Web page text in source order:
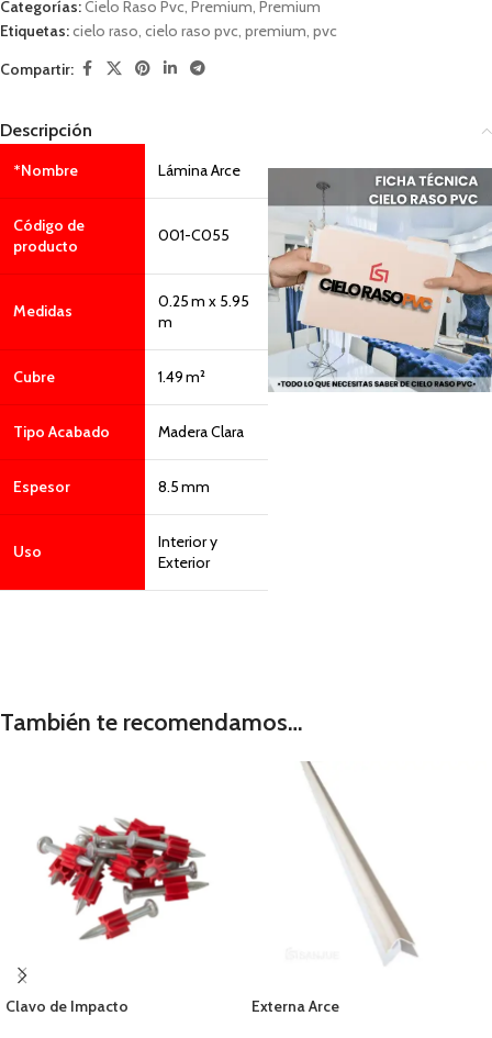
Categorías:Cielo Raso Pvc, Premium, Premium
Etiquetas:cielo raso, cielo raso pvc, premium, pvc
Compartir:
Descripción
*Nombre Lámina Arce
Código de
producto
001-C055
Medidas
0.25 m x 5.95
m
Cubre 1.49 m²
Tipo Acabado Madera Clara
Espesor 8.5 mm
Uso
Interior y
Exterior
También te recomendamos…
Clavo de Impacto Externa Arce